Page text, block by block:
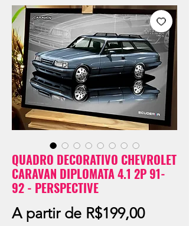
QUADRO DECORATIVO CHEVROLET
CARAVAN DIPLOMATA 4.1 2P 91-
92 - PERSPECTIVE
A partir de R$199,00Preço